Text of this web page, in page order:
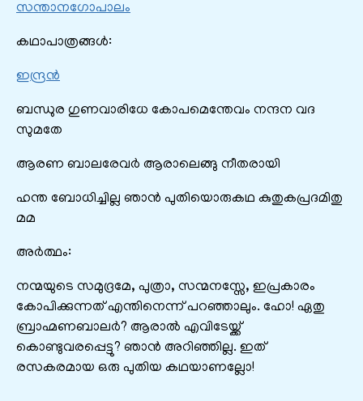
സന്താനഗോപാലം
കഥാപാത്രങ്ങൾ:
ഇന്ദ്രൻ
ബന്ധുര ഗുണവാരിധേ കോപമെന്തേവം നന്ദന വദ
സുമതേ
ആരണ ബാലരേവർ ആരാലെങ്ങു നീതരായി
ഹന്ത ബോധിച്ചില്ല ഞാൻ പുതിയൊരുകഥ കുതുകപ്രദമിതു
മമ
അർത്ഥം:
നന്മയുടെ സമുദ്രമേ, പുത്രാ, സന്മനസ്സേ, ഇപ്രകാരം
കോപിക്കുന്നത് എന്തിനെന്ന് പറഞ്ഞാലും. ഹോ! ഏതു
ബ്രാഹ്മണബാലർ? ആരാൽ എവിടേയ്ക്ക്
കൊണ്ടുവരപ്പെട്ടു? ഞാൻ അറിഞ്ഞില്ല. ഇത്
രസകരമായ ഒരു പുതിയ കഥയാണല്ലോ!